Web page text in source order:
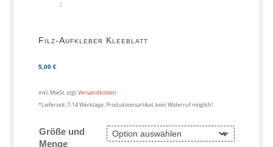
Filz-Aufkleber Kleeblatt
5,00 €
inkl. MwSt.zzgl.Versandkosten
*Lieferzeit:7-14 Werktage, Produktionsartikel, kein Widerruf möglich!
Größe und
Menge